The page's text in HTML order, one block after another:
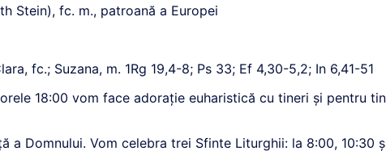
Stein), fc. m., patroană a Europei
fc.; Suzana, m. 1Rg 19,4-8; Ps 33; Ef 4,30-5,2; In 6,41-51
18:00 vom face adorație euharistică cu tineri și pentru
a Domnului. Vom celebra trei Sfinte Liturghii: la 8:00, 10:30